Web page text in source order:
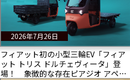
2026年7月26日
フィアット初の小型三輪EV「フィア
ット トリス ドルチェヴィータ」登
場！ 象徴的な存在ピアジオ アペが